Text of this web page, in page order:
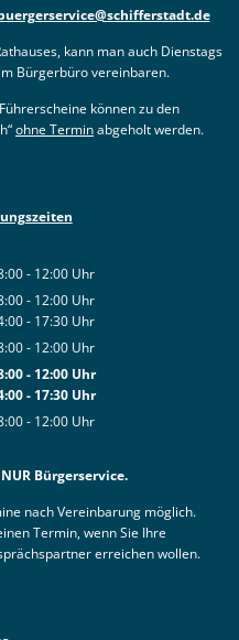
kann man auch Dienstags
Bürgerbüro vereinbaren.
können zu den
ohne Terminabgeholt werden.
- 12:00 Uhr
Von 08:00 bis 12:00 Uhr
- 12:00 Uhr
Von 08:00 bis 12:00 Uhr
- 17:30 Uhr
Von 14:00 bis 17:30 Uhr
- 12:00 Uhr
Von 08:00 bis 12:00 Uhr
- 12:00Uhr
Von 08:00 bis 12:00 Uhr
- 17:30Uhr
Von 14:00 bis 17:30 Uhr
- 12:00 Uhr
Bürgerservice.
nach Vereinbarung möglich.
Termin, wenn Sie Ihre
erreichen wollen.